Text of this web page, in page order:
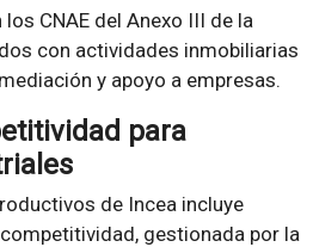
CNAE del Anexo III de la
con actividades inmobiliarias
y apoyo a empresas.
para
de Incea incluye
gestionada por la